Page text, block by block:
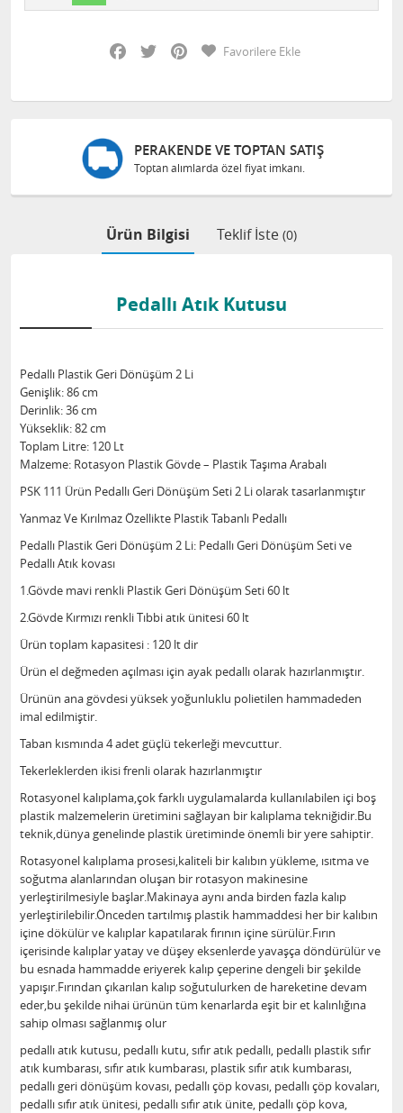
Facebook
Twitter PinterestFavorilere Ekle
PERAKENDE VE TOPTAN SATIŞ
Toptan alımlarda özel fiyat imkanı.
Ürün Bilgisi Teklif İste (0)
Pedallı Atık Kutusu
Pedallı Plastik Geri Dönüşüm 2 Li
Genişlik: 86 cm
Derinlik: 36 cm
Yükseklik: 82 cm
Toplam Litre: 120 Lt
Malzeme: Rotasyon Plastik Gövde – Plastik Taşıma Arabalı
PSK 111 Ürün Pedallı Geri Dönüşüm Seti 2 Li olarak tasarlanmıştır
Yanmaz Ve Kırılmaz Özellikte Plastik Tabanlı Pedallı
Pedallı Plastik Geri Dönüşüm 2 Li: Pedallı Geri Dönüşüm Seti ve
Pedallı Atık kovası
1.Gövde mavi renkli Plastik Geri Dönüşüm Seti 60 lt
2.Gövde Kırmızı renkli Tıbbi atık ünitesi 60 lt
Ürün toplam kapasitesi : 120 lt dir
Ürün el değmeden açılması için ayak pedallı olarak hazırlanmıştır.
Ürünün ana gövdesi yüksek yoğunluklu polietilen hammadeden
imal edilmiştir.
Taban kısmında 4 adet güçlü tekerleği mevcuttur.
Tekerleklerden ikisi frenli olarak hazırlanmıştır
Rotasyonel kalıplama,çok farklı uygulamalarda kullanılabilen içi boş
plastik malzemelerin üretimini sağlayan bir kalıplama tekniğidir.Bu
teknik,dünya genelinde plastik üretiminde önemli bir yere sahiptir.
Rotasyonel kalıplama prosesi,kaliteli bir kalıbın yükleme, ısıtma ve
soğutma alanlarından oluşan bir rotasyon makinesine
yerleştirilmesiyle başlar.Makinaya aynı anda birden fazla kalıp
yerleştirilebilir.Önceden tartılmış plastik hammaddesi her bir kalıbın
içine dökülür ve kalıplar kapatılarak fırının içine sürülür.Fırın
içerisinde kalıplar yatay ve düşey eksenlerde yavaşça döndürülür ve
bu esnada hammadde eriyerek kalıp çeperine dengeli bir şekilde
yapışır.Fırından çıkarılan kalıp soğutulurken de hareketine devam
eder,bu şekilde nihai ürünün tüm kenarlarda eşit bir et kalınlığına
sahip olması sağlanmış olur
pedallı atık kutusu, pedallı kutu, sıfır atık pedallı, pedallı plastik sıfır
atık kumbarası, sıfır atık kumbarası, plastik sıfır atık kumbarası,
pedallı geri dönüşüm kovası, pedallı çöp kovası, pedallı çöp kovaları,
pedallı sıfır atık ünitesi, pedallı sıfır atık ünite, pedallı çöp kova,